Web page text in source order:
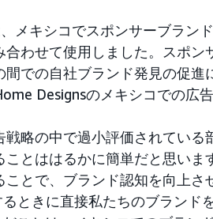
メキシコでスポンサーブラン
合わせて使用しました。スポ
での自社ブランド発見の促進
Designsのメキシコでの広
戦略の中で過小評価されてい
ことははるかに簡単だと思い
ことで、ブランド認知を向上
ときに直接私たちのブランド